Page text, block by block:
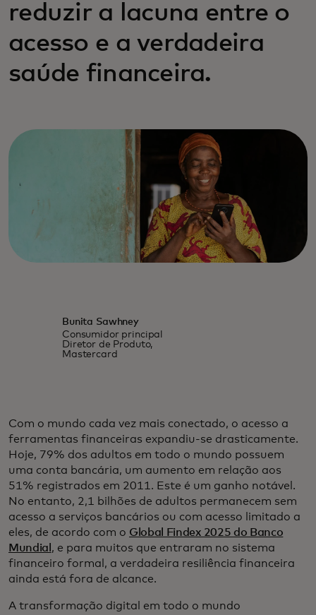
reduzir a lacuna entre o
acesso e a verdadeira
saúde financeira.
Bunita Sawhney
Consumidor principal
Diretor de Produto,
Mastercard
Com o mundo cada vez mais conectado, o acesso a
ferramentas financeiras expandiu-se drasticamente.
Hoje, 79% dos adultos em todo o mundo possuem
uma conta bancária, um aumento em relação aos
51% registrados em 2011. Este é um ganho notável.
No entanto, 2,1 bilhões de adultos permanecem sem
acesso a serviços bancários ou com acesso limitado a
eles, de acordo com o Global Findex 2025 do Banco
Mundial , e para muitos que entraram no sistema
financeiro formal, a verdadeira resiliência financeira
ainda está fora de alcance.
A transformação digital em todo o mundo